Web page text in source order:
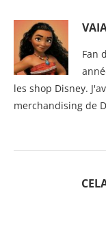
Fan
les shop Disney.
merchandising de